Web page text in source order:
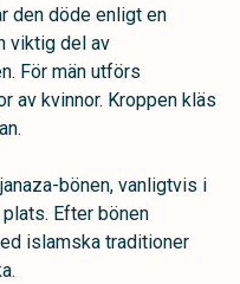
den döde enligt en
viktig del av
För män utförs
av kvinnor. Kroppen kläs
bönen, vanligtvis i
Efter bönen
islamska traditioner